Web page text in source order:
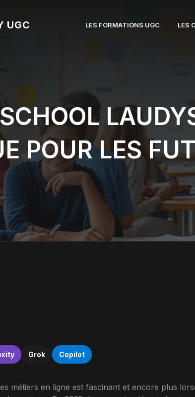
UGC LES FORMATIONS UGC LES
POUR LES
Grok Copilot
métiers en ligne est fascinant et encore plus